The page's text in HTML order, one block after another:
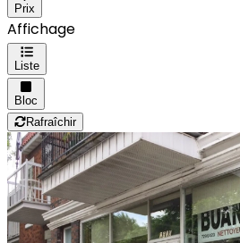
Prix
Affichage
Liste
Bloc
Rafraîchir